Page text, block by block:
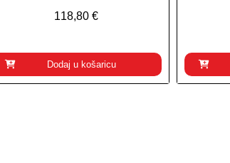
118,80 €
Dodaj u košaricu